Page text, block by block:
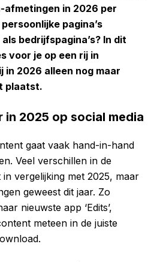
afmetingen in 2026 per
pagina’s
bedrijfspagina’s? In dit
voor je op een rij in
in 2026 alleen nog maar
plaatst.
in 2025 op social media
gaat vaak hand-in-hand
Veel verschillen in de
vergelijking met 2025, maar
geweest dit jaar. Zo
nieuwste app ‘Edits’,
meteen in de juiste